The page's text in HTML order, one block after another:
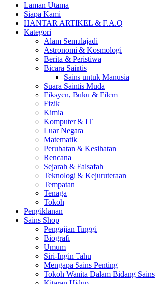
Laman Utama
Siapa Kami
HANTAR ARTIKEL & F.A.Q
Kategori
Alam Semulajadi
Astronomi & Kosmologi
Berita & Peristiwa
Bicara Saintis
Sains untuk Manusia
Suara Saintis Muda
Fiksyen, Buku & Filem
Fizik
Kimia
Komputer & IT
Luar Negara
Matematik
Perubatan & Kesihatan
Rencana
Sejarah & Falsafah
Teknologi & Kejuruteraan
Tempatan
Tenaga
Tokoh
Pengiklanan
Sains Shop
Pengajian Tinggi
Biografi
Umum
Siri-Ingin Tahu
Mengapa Sains Penting
Tokoh Wanita Dalam Bidang Sains